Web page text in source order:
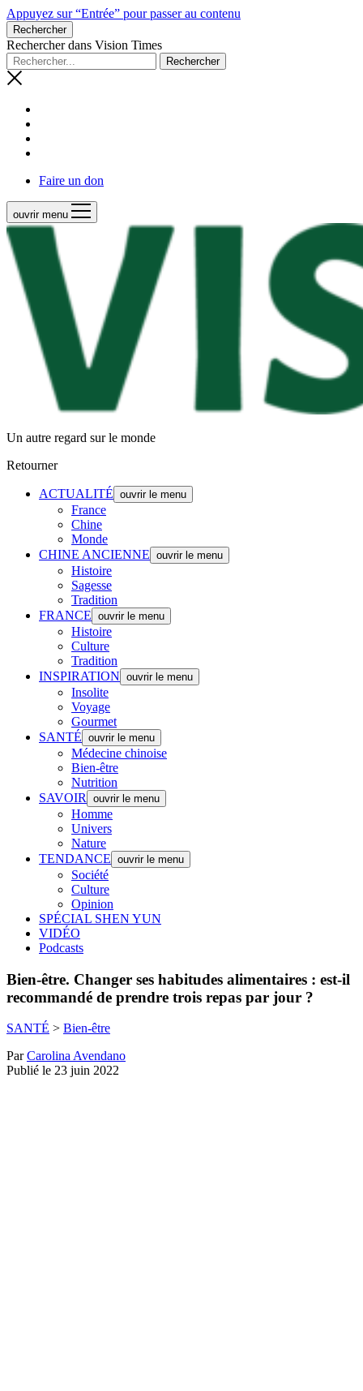
Appuyez sur “Entrée” pour passer au contenu
Rechercher
Rechercher dans Vision Times
Faire un don
ouvrir menu
Un autre regard sur le monde
Retourner
ACTUALITÉ ouvrir le menu
France
Chine
Monde
CHINE ANCIENNE ouvrir le menu
Histoire
Sagesse
Tradition
FRANCE ouvrir le menu
Histoire
Culture
Tradition
INSPIRATION ouvrir le menu
Insolite
Voyage
Gourmet
SANTÉ ouvrir le menu
Médecine chinoise
Bien-être
Nutrition
SAVOIR
ouvrir le menu
Homme
Univers
Nature
TENDANCE ouvrir le menu
Société
Culture
Opinion
SPÉCIAL SHEN YUN
VIDÉO
Podcasts
Bien-être. Changer ses habitudes alimentaires : est-il
recommandé de prendre trois repas par jour ?
SANTÉ > Bien-être
ParCarolina Avendano
Publié le 23 juin 2022